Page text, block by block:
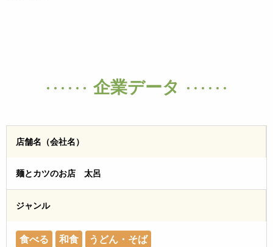
企業データ
店舗名（会社名）
麺とカツのお店 太呂
ジャンル
食べる 和食 うどん・そば